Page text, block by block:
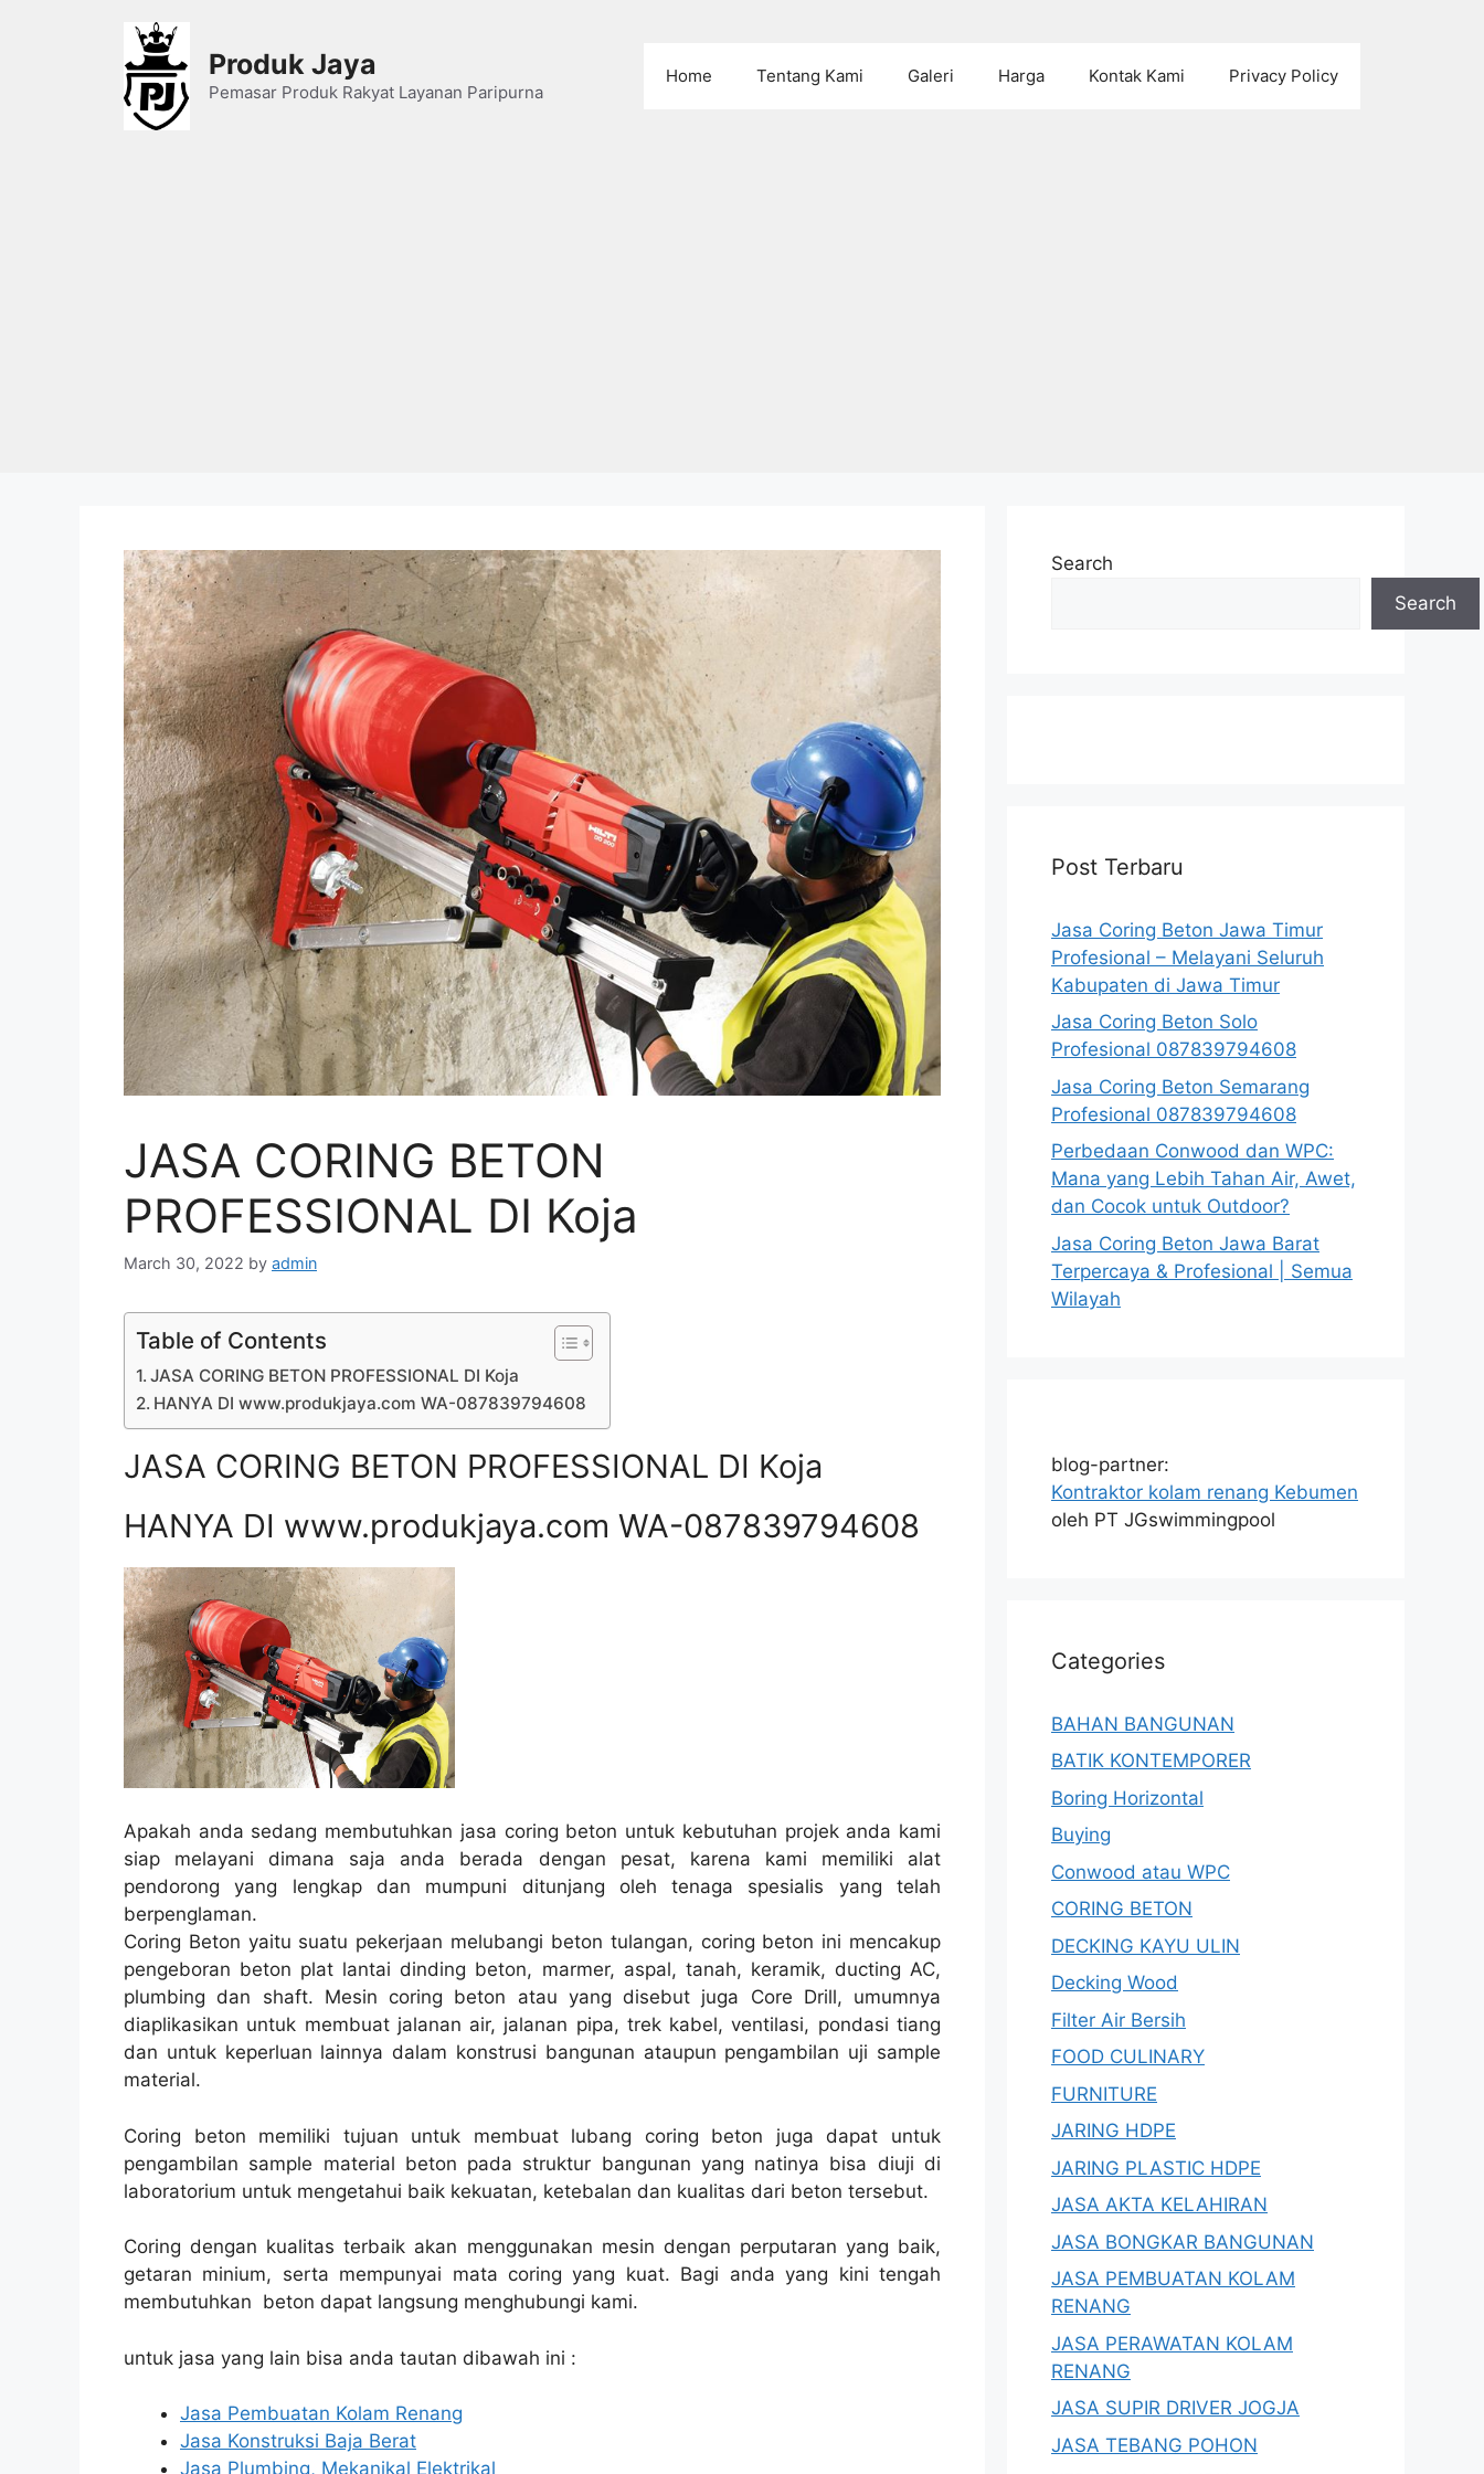
Produk Jaya
Pemasar Produk Rakyat Layanan Paripurna
Home Tentang Kami Galeri Harga Kontak Kami Privacy Policy
JASA CORING BETON
PROFESSIONAL DI Koja
March 30, 2022 by admin
Table of Contents
JASA CORING BETON PROFESSIONAL DI Koja
HANYA DI www.produkjaya.com WA-087839794608
JASA CORING BETON PROFESSIONAL DI Koja
HANYA DI www.produkjaya.com WA-087839794608
Apakah anda sedang membutuhkan jasa coring beton untuk kebutuhan projek anda kami
siap melayani dimana saja anda berada dengan pesat, karena kami memiliki alat
pendorong yang lengkap dan mumpuni ditunjang oleh tenaga spesialis yang telah
berpenglaman.
Coring Beton yaitu suatu pekerjaan melubangi beton tulangan, coring beton ini mencakup
pengeboran beton plat lantai dinding beton, marmer, aspal, tanah, keramik, ducting AC,
plumbing dan shaft. Mesin coring beton atau yang disebut juga Core Drill, umumnya
diaplikasikan untuk membuat jalanan air, jalanan pipa, trek kabel, ventilasi, pondasi tiang
dan untuk keperluan lainnya dalam konstrusi bangunan ataupun pengambilan uji sample
material.
Coring beton memiliki tujuan untuk membuat lubang coring beton juga dapat untuk
pengambilan sample material beton pada struktur bangunan yang natinya bisa diuji di
laboratorium untuk mengetahui baik kekuatan, ketebalan dan kualitas dari beton tersebut.
Coring dengan kualitas terbaik akan menggunakan mesin dengan perputaran yang baik,
getaran minium, serta mempunyai mata coring yang kuat. Bagi anda yang kini tengah
membutuhkan beton dapat langsung menghubungi kami.
untuk jasa yang lain bisa anda tautan dibawah ini :
Jasa Pembuatan Kolam Renang
Jasa Konstruksi Baja Berat
Jasa Plumbing, Mekanikal Elektrikal
Search
Search
Post Terbaru
Jasa Coring Beton Jawa Timur
Profesional – Melayani Seluruh
Kabupaten di Jawa Timur
Jasa Coring Beton Solo
Profesional 087839794608
Jasa Coring Beton Semarang
Profesional 087839794608
Perbedaan Conwood dan WPC:
Mana yang Lebih Tahan Air, Awet,
dan Cocok untuk Outdoor?
Jasa Coring Beton Jawa Barat
Terpercaya & Profesional | Semua
Wilayah
blog-partner:
Kontraktor kolam renang Kebumen
oleh PT JGswimmingpool
Categories
BAHAN BANGUNAN
BATIK KONTEMPORER
Boring Horizontal
Buying
Conwood atau WPC
CORING BETON
DECKING KAYU ULIN
Decking Wood
Filter Air Bersih
FOOD CULINARY
FURNITURE
JARING HDPE
JARING PLASTIC HDPE
JASA AKTA KELAHIRAN
JASA BONGKAR BANGUNAN
JASA PEMBUATAN KOLAM
RENANG
JASA PERAWATAN KOLAM
RENANG
JASA SUPIR DRIVER JOGJA
JASA TEBANG POHON